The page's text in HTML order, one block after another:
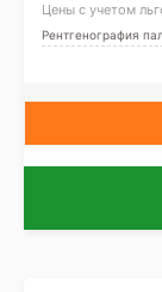
Цены с учетом
Рентгенография